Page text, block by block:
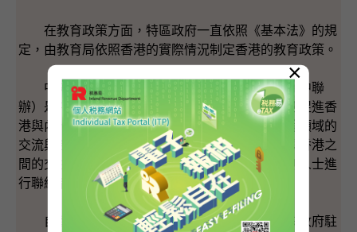
在教育政策方面，特區政府一直依照《基本法》的規
定，由教育局依照香港的實際情況制定香港的教育政策。
中央人民政府駐香港特別行政區聯絡辦公室（中聯
辦）是中央政府派駐香港的機構，其主要職能包括促進香
港與內地之間的經濟、教育、科學、文化、體育等領域的
交流與合作；聯繫香港社會各界人士，增進內地與香港之
間的交往，故此中聯辦按工作需要與香港不同界別人士進
行聯絡溝通，實屬正常。
自香港特別行政區成立以來，特區政府和中央政府駐
×